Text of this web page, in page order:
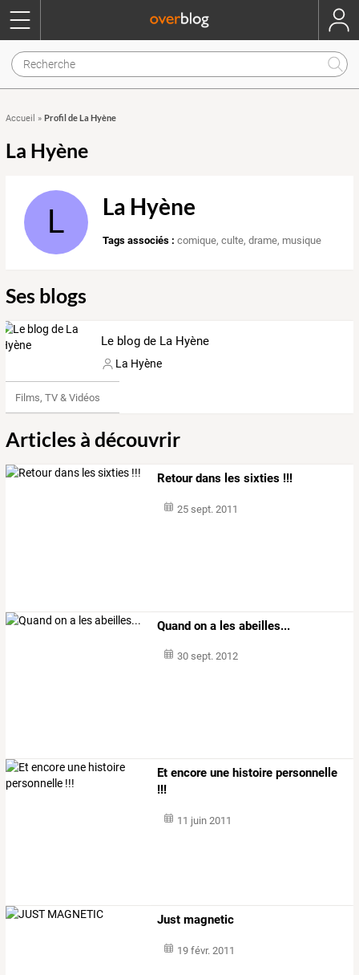
Accueil » Profil de La Hyène
La Hyène
L La Hyène
Tags associés : comique,culte,drame, musique
Ses blogs
Le blog de La Hyène
La Hyène
Films, TV & Vidéos
Articles à découvrir
Retour dans les sixties !!!
25 sept. 2011
Quand on a les abeilles...
30 sept. 2012
Et encore une histoire personnelle
!!!
11 juin 2011
Just magnetic
19 févr. 2011